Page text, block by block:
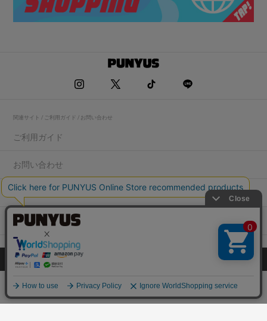
関連サイト / ご利用ガイド / お問い合わせ
ご利用ガイド
お問い合わせ
求人情報
店舗一覧
プライバシーポリシー